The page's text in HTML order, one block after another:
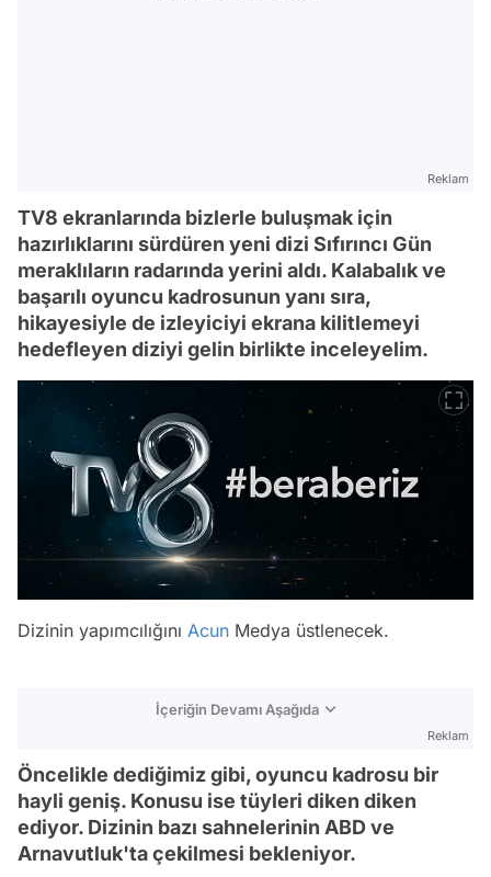
Reklam
TV8 ekranlarında bizlerle buluşmak için
hazırlıklarını sürdüren yeni dizi Sıfırıncı Gün
meraklıların radarında yerini aldı. Kalabalık ve
başarılı oyuncu kadrosunun yanı sıra,
hikayesiyle de izleyiciyi ekrana kilitlemeyi
hedefleyen diziyi gelin birlikte inceleyelim.
Dizinin yapımcılığını Acun Medya üstlenecek.
İçeriğin Devamı Aşağıda
Reklam
Öncelikle dediğimiz gibi, oyuncu kadrosu bir
hayli geniş. Konusu ise tüyleri diken diken
ediyor. Dizinin bazı sahnelerinin ABD ve
Arnavutluk'ta çekilmesi bekleniyor.